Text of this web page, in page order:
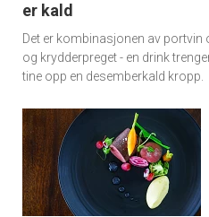
er kald
Det er kombinasjonen av
og krydderpreget - en drink
tine opp en desemberkald kropp.